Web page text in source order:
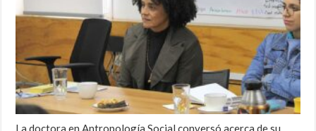
La doctora en Antropología Social conversó acerca de su